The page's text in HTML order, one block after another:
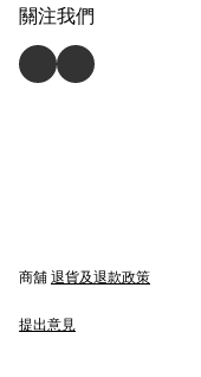
關注我們
商舖 退貨及退款政策
提出意見